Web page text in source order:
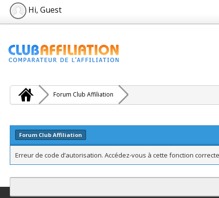
Hi, Guest
Forum Club Affiliation
Forum Club Affiliation
Erreur de code d’autorisation. Accédez-vous à cette fonction